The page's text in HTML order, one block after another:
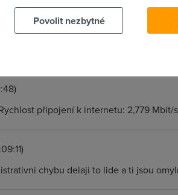
zlodeju a to na druhou.Nejhorsi
se jdou vys*at.Asi tam maji solidni
ten den dojde postou
Milan z Blanska
připojení k internetu: 2,779
chybu delaji to lide a ti jsou
Povolit nezbytné